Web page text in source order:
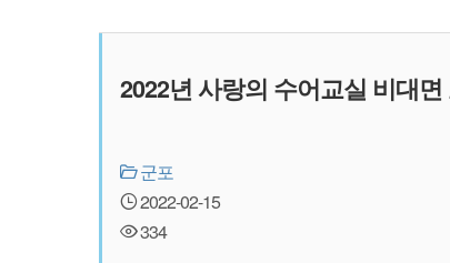
2022년 사랑의 수어교실 비대
군포
2022-02-15
334